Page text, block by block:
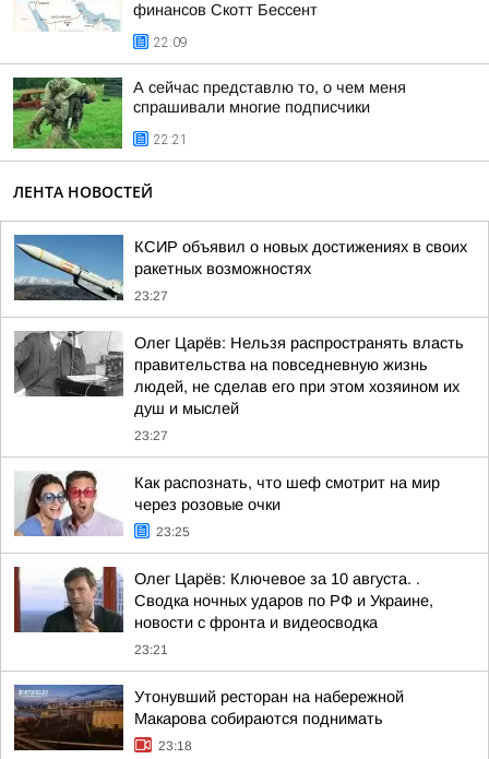
финансов Скотт Бессент
22:09
А сейчас представлю то, о чем меня
спрашивали многие подписчики
22:21
ЛЕНТА НОВОСТЕЙ
КСИР объявил о новых достижениях в своих
ракетных возможностях
23:27
Олег Царёв: Нельзя распространять власть
правительства на повседневную жизнь
людей, не сделав его при этом хозяином их
душ и мыслей
23:27
Как распознать, что шеф смотрит на мир
через розовые очки
23:25
Олег Царёв: Ключевое за 10 августа. .
Сводка ночных ударов по РФ и Украине,
новости с фронта и видеосводка
23:21
Утонувший ресторан на набережной
Макарова собираются поднимать
23:18